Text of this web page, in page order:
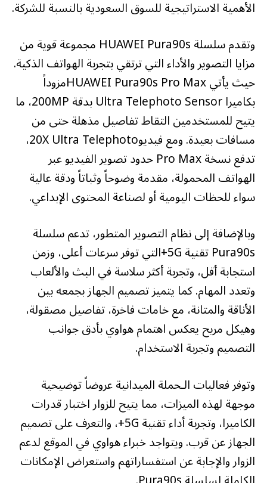
الأهمية الاستراتيجية للسوق السعودية بالنسبة للشركة.
وتقدم سلسلة HUAWEI Pura90s مجموعة قوية من
مزايا التصوير والأداء التي ترتقي بتجربة الهواتف الذكية.
حيث يأتي HUAWEI Pura90s Pro Maxمزوداً
بكاميرا Ultra Telephoto Sensor بدقة 200MP، ما
يتيح للمستخدمين التقاط تفاصيل مذهلة حتى من
مسافات بعيدة. ومع فيديو20X Ultra Telephoto،
تدفع نسخة Pro Max حدود تصوير الفيديو عبر
الهواتف المحمولة، مقدمة وضوحاً وثباتاً ودقة عالية
سواء للحظات اليومية أو لصناعة المحتوى الإبداعي.
وبالإضافة إلى نظام التصوير المتطور، تدعم سلسلة
Pura90s تقنية 5G+التي توفر سرعات أعلى، وزمن
استجابة أقل، وتجربة أكثر سلاسة في البث والألعاب
وتعدد المهام. كما يتميز تصميم الجهاز بجمعه بين
الأناقة والمتانة، مع خامات فاخرة، تفاصيل مصقولة،
وهيكل مريح يعكس اهتمام هواوي بأدق جوانب
التصميم وتجربة الاستخدام.
وتوفر فعاليات الـحملة الميدانية عروضاً توضيحية
موجهة لهذه الميزات، مما يتيح للزوار اختبار قدرات
الكاميرا، وتجربة أداء تقنية 5G+، والتعرف على تصميم
الجهاز عن قرب. ويتواجد خبراء هواوي في الموقع لدعم
الزوار والإجابة عن استفساراتهم واستعراض الإمكانات